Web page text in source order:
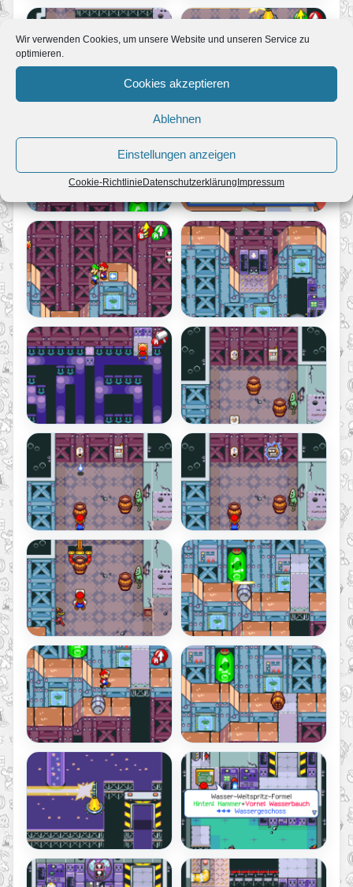
Wir verwenden Cookies, um unsere Website und unseren Service zu
optimieren.
Cookies akzeptieren
Ablehnen
Einstellungen anzeigen
Cookie-RichtlinieDatenschutzerklärungImpressum